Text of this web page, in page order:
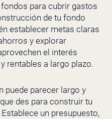
para cubrir gastos
de tu fondo
establecer metas claras
y explorar
el interés
rentables a largo plazo.
puede parecer largo y
des para construir tu
un presupuesto,